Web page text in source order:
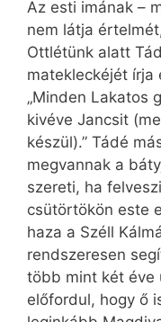
Az esti imának –
nem látja
Ottlétünk alatt
matekleckéjét írja
„Minden Lakatos
kivéve Jancsit
készül).” Tádé
megvannak a
szereti, ha
csütörtökön este
haza a Széll
rendszeresen
több mint két éve
előfordul, hogy ő